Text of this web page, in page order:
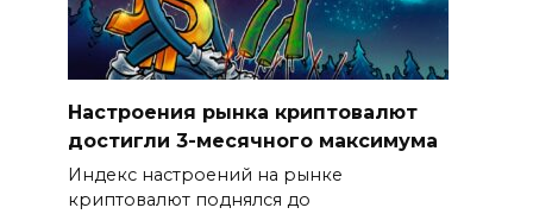
Настроения рынка криптовалют
достигли 3-месячного максимума
Индекс настроений на рынке
криптовалют поднялся до